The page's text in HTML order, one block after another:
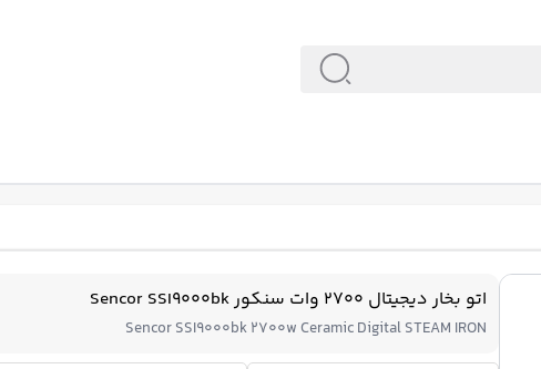
اتو بخار دیجیتال 2700 وات سنکور Sencor SSI9000bk
Sencor SSI9000bk 2700w Ceramic Digital STEAM IRON